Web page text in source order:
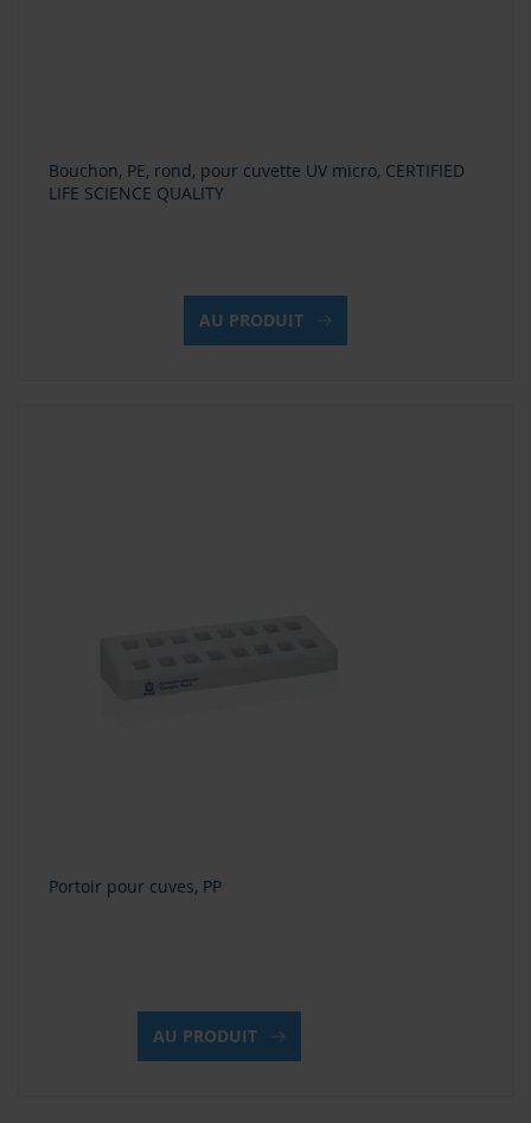
Bouchon, PE, rond, pour cuvette UV micro, CERTIFIED
LIFE SCIENCE QUALITY
AU PRODUIT
Portoir pour cuves, PP
AU PRODUIT